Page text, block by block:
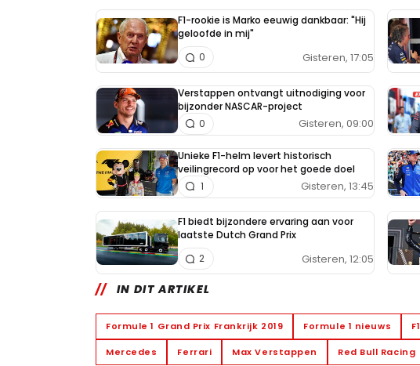
F1-rookie is Marko eeuwig dankbaar: "Hij
geloofde in mij"
Gisteren, 17:05
0
Verstappen ontvangt uitnodiging voor
bijzonder NASCAR-project
Gisteren, 09:00
0
Unieke F1-helm levert historisch
veilingrecord op voor het goede doel
Gisteren, 13:45
1
F1 biedt bijzondere ervaring aan voor
laatste Dutch Grand Prix
Gisteren, 12:05
2
IN DIT ARTIKEL
Formule 1 Grand Prix Frankrijk 2019 Formule 1 nieuws F1
Mercedes Ferrari Max Verstappen Red Bull Racing